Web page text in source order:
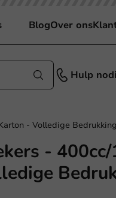
BlogOver ons
Hulp
- Volledige Bedrukking
-